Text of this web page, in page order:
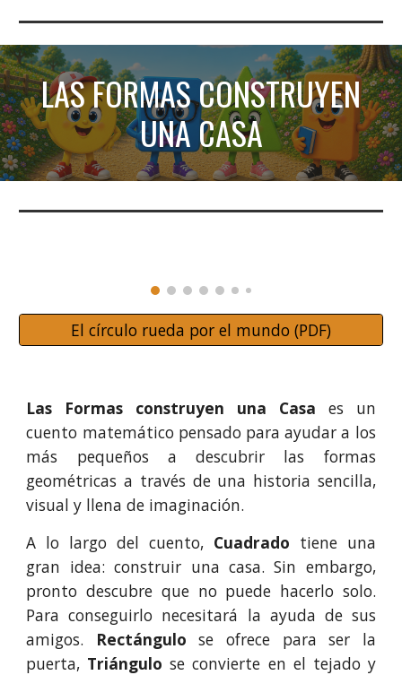
LAS FORMAS CONSTRUYEN
UNA CASA
El círculo rueda por el mundo (PDF)
Las Formas construyen una Casa es un
cuento matemático pensado para ayudar a los
más pequeños a descubrir las formas
geométricas a través de una historia sencilla,
visual y llena de imaginación.
A lo largo del cuento, Cuadrado tiene una
gran idea: construir una casa. Sin embargo,
pronto descubre que no puede hacerlo solo.
Para conseguirlo necesitará la ayuda de sus
amigos. Rectángulo se ofrece para ser la
puerta, Triángulo se convierte en el tejado y